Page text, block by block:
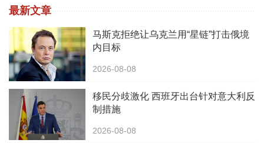
最新文章
马斯克拒绝让乌克兰用“星链”打击俄境
内目标
2026-08-08
移民分歧激化 西班牙出台针对意大利反
制措施
2026-08-08